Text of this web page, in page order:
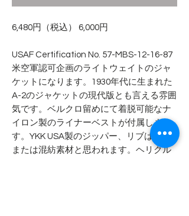
6,480円（税込） 6,000円
USAF Certification No. 57-MBS-12-16-87
米空軍認可企画のライトウェイトのジャ
ケットになります。1930年代に生まれた
A-2のジャケットの現代版とも言える雰囲
気です。ベルクロ留めにて着脱可能なナ
イロン製のライナーベストが付属しま
す。YKK USA製のジッパー、リブは化繊
または混紡素材と思われます。ヘリクル